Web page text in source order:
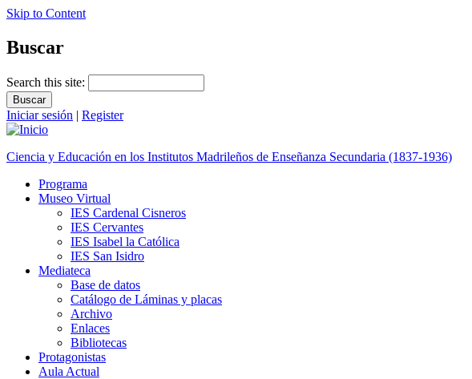
Skip to Content
Buscar
Search this site:
Iniciar sesión | Register
Ciencia y Educación en los Institutos Madrileños de Enseñanza Secundaria (1837-1936)
Programa
Museo Virtual
IES Cardenal Cisneros
IES Cervantes
IES Isabel la Católica
IES San Isidro
Mediateca
Base de datos
Catálogo de Láminas y placas
Archivo
Enlaces
Bibliotecas
Protagonistas
Aula Actual